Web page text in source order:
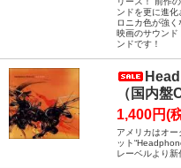
ンドを更に進
ロニカ色が強
映画のサウンド
ンドです！
（国内盤
1,400円(
アメリカはオ
ット
レーベルより新